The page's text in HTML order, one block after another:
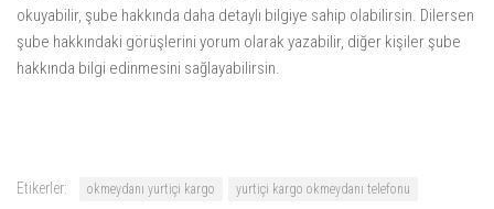
okuyabilir, şube hakkında daha detaylı bilgiye sahip olabilirsin. Dilersen
şube hakkındaki görüşlerini yorum olarak yazabilir, diğer kişiler şube
hakkında bilgi edinmesini sağlayabilirsin.
Etikerler: okmeydanı yurtiçi kargo yurtiçi kargo okmeydanı telefonu